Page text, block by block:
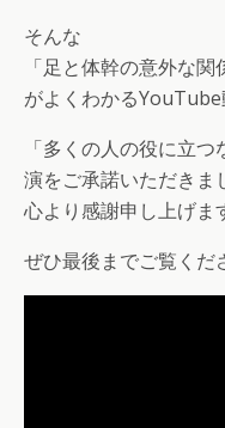
そんな
「足と体幹の意外な関
がよくわかるYouTube
「多くの人の役に立
演をご承諾いただきま
心より感謝申し上げま
ぜひ最後までご覧くだ